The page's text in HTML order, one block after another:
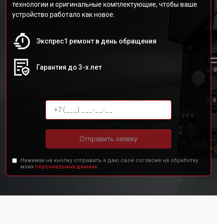
технологии и оригинальные комплектующие, чтобы ваше
устройство работало как новое.
Экспрес1 ремонт в день обращения
Гарантия до 3-х лет
Отправить заявку
Нажимая на кнопку отправить я даю свое согласие на обработку
моих персональных данных.